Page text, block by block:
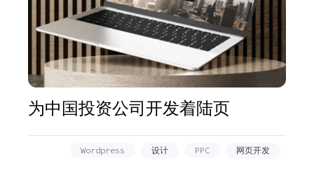
为中国投资公司开发着陆页
Wordpress 设计 PPC 网页开发